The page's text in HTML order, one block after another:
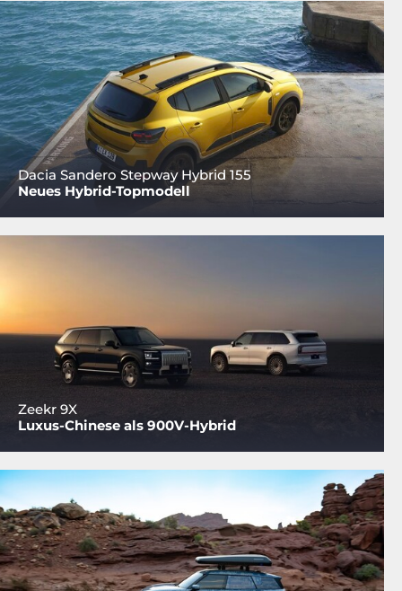
Dacia Sandero Stepway Hybrid 155
Neues Hybrid-Topmodell
Zeekr 9X
Luxus-Chinese als 900V-Hybrid